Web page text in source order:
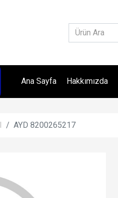
Ana Sayfa Hakkımızda
AYD 8200265217